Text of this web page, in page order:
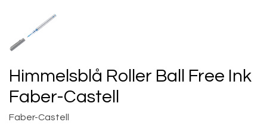
Himmelsblå Roller Ball Free Ink
Faber-Castell
Faber-Castell